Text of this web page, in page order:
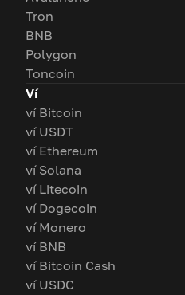
Tron
BNB
Polygon
Toncoin
Ví
ví Bitcoin
ví USDT
ví Ethereum
ví Solana
ví Litecoin
ví Dogecoin
ví Monero
ví BNB
ví Bitcoin Cash
ví USDC